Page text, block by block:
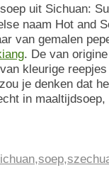
uit Sichuan:
naam Hot and
van gemalen
. De van
kleurige
je denken dat
in
,soep,